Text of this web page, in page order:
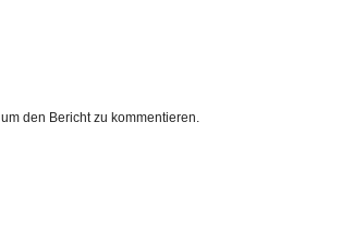
um den Bericht zu kommentieren.